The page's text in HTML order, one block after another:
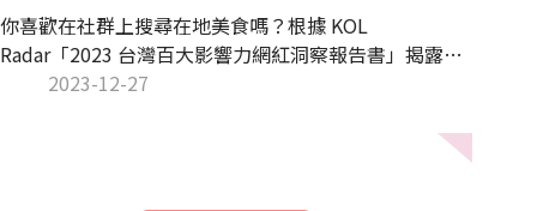
你喜歡在社群上搜尋在地美食嗎？根據 KOL
Radar「2023 台灣百大影響力網紅洞察報告書」揭露，
2023 TOP 10 促購 KOL 中，就有四名創作者以美食題材
中，美食也是短影音聲量最高的內容之一。透過多項數
2023-12-27